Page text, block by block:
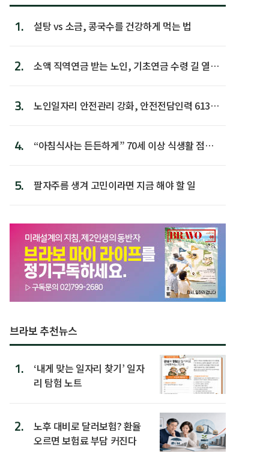
1. 설탕 vs 소금, 콩국수를 건강하게 먹는 법
2.
소액 직역연금 받는 노인, 기초연금 수령 길 열린
3.
노인일자리 안전관리 강화, 안전전담인력 613명
4.
“아침식사는 든든하게” 70세 이상 식생활 점수
5. 팔자주름 생겨 고민이라면 지금 해야 할 일
브라보 추천뉴스
1.
‘내게 맞는 일자리 찾기’ 일자
리 탐험 노트
2.
노후 대비로 달러보험? 환율
오르면 보험료 부담 커진다